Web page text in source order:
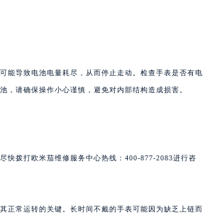
能导致电池电量耗尽，从而停止走动。检查手表是否有电
，请确保操作小心谨慎，避免对内部结构造成损害。
快拨打欧米茄维修服务中心热线：400-877-2083进行咨
正常运转的关键。长时间不戴的手表可能因为缺乏上链而